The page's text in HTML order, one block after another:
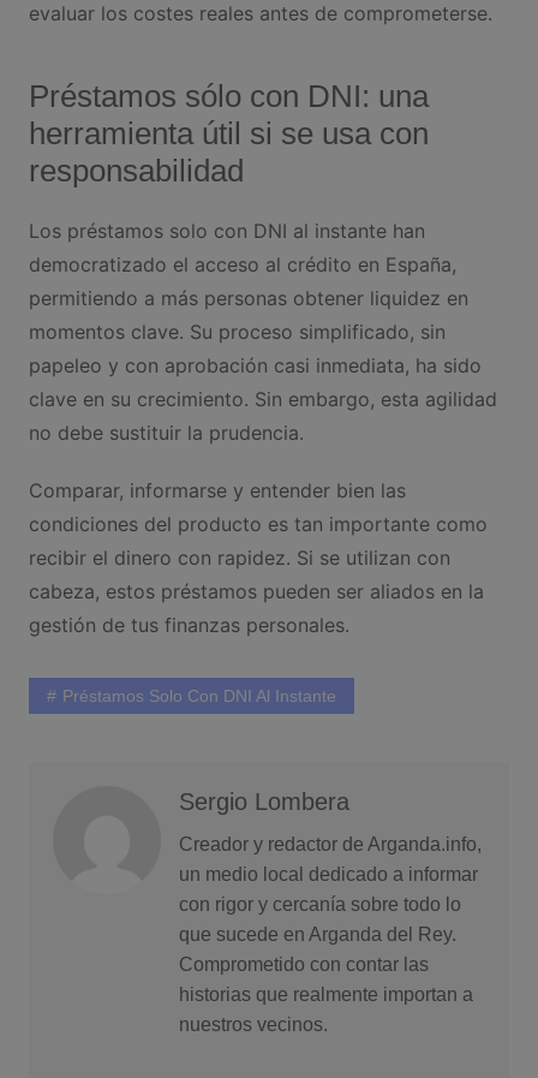
evaluar los costes reales antes de comprometerse.
Préstamos sólo con DNI: una
herramienta útil si se usa con
responsabilidad
Los préstamos solo con DNI al instante han
democratizado el acceso al crédito en España,
permitiendo a más personas obtener liquidez en
momentos clave. Su proceso simplificado, sin
papeleo y con aprobación casi inmediata, ha sido
clave en su crecimiento. Sin embargo, esta agilidad
no debe sustituir la prudencia.
Comparar, informarse y entender bien las
condiciones del producto es tan importante como
recibir el dinero con rapidez. Si se utilizan con
cabeza, estos préstamos pueden ser aliados en la
gestión de tus finanzas personales.
Préstamos Solo Con DNI Al Instante
Sergio Lombera
Creador y redactor de Arganda.info,
un medio local dedicado a informar
con rigor y cercanía sobre todo lo
que sucede en Arganda del Rey.
Comprometido con contar las
historias que realmente importan a
nuestros vecinos.